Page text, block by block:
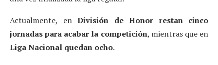
Actualmente, en División de Honor restan cinco
jornadas para acabar la competición, mientras que en
Liga Nacional quedan ocho.